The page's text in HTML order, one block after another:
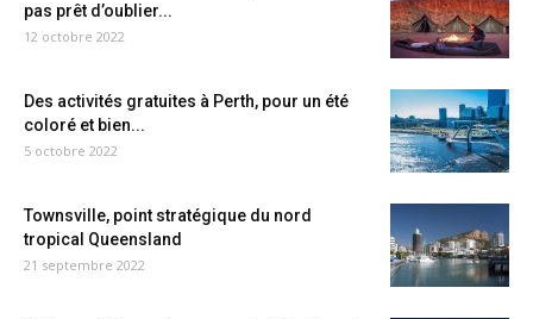
pas prêt d’oublier...
12 octobre 2022
Des activités gratuites à Perth, pour un été
coloré et bien...
5 octobre 2022
Townsville, point stratégique du nord
tropical Queensland
21 septembre 2022